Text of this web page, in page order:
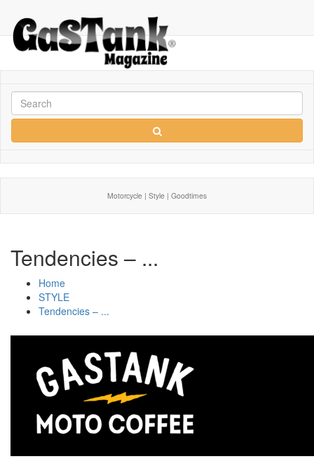
Motorcycle | Style | Goodtimes
Tendencies – ...
Home
STYLE
Tendencies – ...